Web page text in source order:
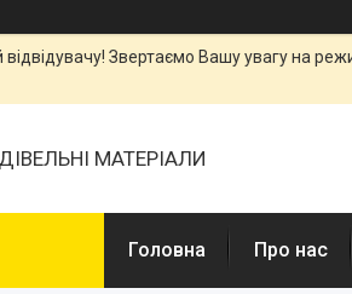
Звертаємо Вашу увагу на
МАТЕРІАЛИ
Головна Про нас